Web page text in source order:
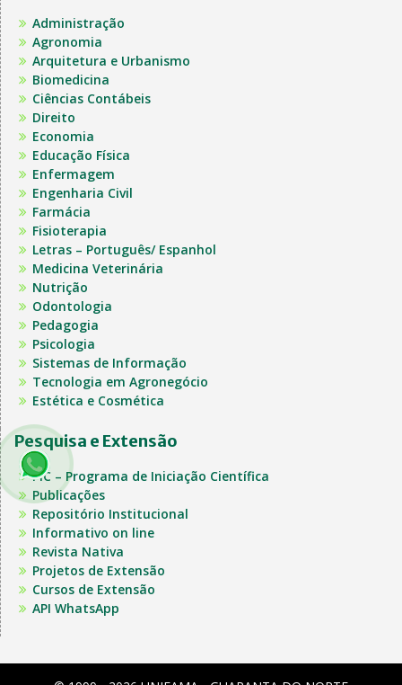
Administração
Agronomia
Arquitetura e Urbanismo
Biomedicina
Ciências Contábeis
Direito
Economia
Educação Física
Enfermagem
Engenharia Civil
Farmácia
Fisioterapia
Letras – Português/ Espanhol
Medicina Veterinária
Nutrição
Odontologia
Pedagogia
Psicologia
Sistemas de Informação
Tecnologia em Agronegócio
Estética e Cosmética
Pesquisa e Extensão
PIC – Programa de Iniciação Científica
Publicações
Repositório Institucional
Informativo on line
Revista Nativa
Projetos de Extensão
Cursos de Extensão
API WhatsApp